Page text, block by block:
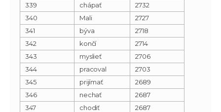
339
chápať
2732
340
Mali
2727
341
býva
2718
342
končí
2714
343
myslieť
2706
344
pracoval
2703
345
prijímať
2689
346
nechať
2687
347
chodiť
2687